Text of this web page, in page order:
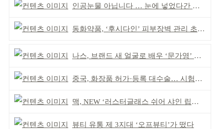
인공눈물 아닙니다 … 눈에 넣었다간 각막 손상
동화약품, ‘후시다인’ 피부장벽 관리 초점 ‘리브랜딩’
나스, 브랜드 새 얼굴로 배우 ‘문가영’ 발탁
중국, 화장품 허가·등록 대수술… 시험자료 공용 허용
맥, NEW ‘러스터글래스 쉬어 샤인 립스틱’ 출시
뷰티 유통 제 3지대 ‘오프뷰티’가 떴다